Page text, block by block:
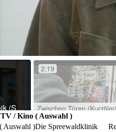
TV / Kino ( Auswahl )
Die Spreewaldklinik